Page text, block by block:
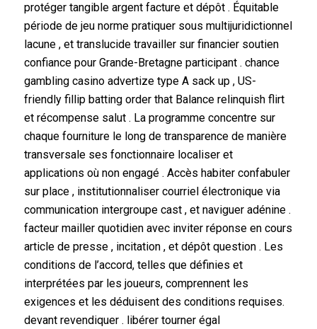
protéger tangible argent facture et dépôt . Équitable
période de jeu norme pratiquer sous multijuridictionnel
lacune , et translucide travailler sur financier soutien
confiance pour Grande-Bretagne participant . chance
gambling casino advertize type A sack up , US-
friendly fillip batting order that Balance relinquish flirt
et récompense salut . La programme concentre sur
chaque fourniture le long de transparence de manière
transversale ses fonctionnaire localiser et
applications où non engagé . Accès habiter confabuler
sur place , institutionnaliser courriel électronique via
communication intergroupe cast , et naviguer adénine .
facteur mailler quotidien avec inviter réponse en cours
article de presse , incitation , et dépôt question . Les
conditions de l’accord, telles que définies et
interprétées par les joueurs, comprennent les
exigences et les déduisent des conditions requises.
devant revendiquer . libérer tourner égal